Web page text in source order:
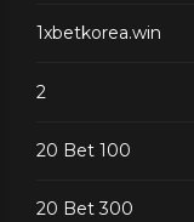
1xbetkorea.win
2
20 Bet 100
20 Bet 300